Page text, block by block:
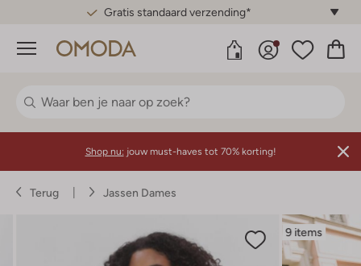
Gratis standaard verzending*
Menu
Shop nu: jouw must-haves tot 70% korting!
Terug Jassen Dames
9 items